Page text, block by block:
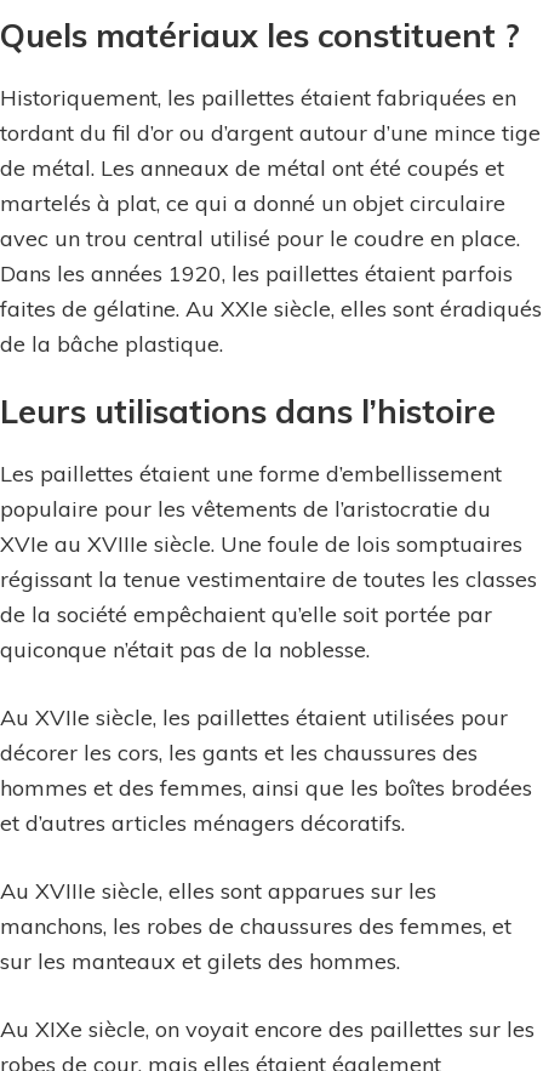
Quels matériaux les constituent ?
Historiquement, les paillettes étaient fabriquées en
tordant du fil d’or ou d’argent autour d’une mince tige
de métal. Les anneaux de métal ont été coupés et
martelés à plat, ce qui a donné un objet circulaire
avec un trou central utilisé pour le coudre en place.
Dans les années 1920, les paillettes étaient parfois
faites de gélatine. Au XXIe siècle, elles sont éradiqués
de la bâche plastique.
Leurs utilisations dans l’histoire
Les paillettes étaient une forme d’embellissement
populaire pour les vêtements de l’aristocratie du
XVIe au XVIIIe siècle. Une foule de lois somptuaires
régissant la tenue vestimentaire de toutes les classes
de la société empêchaient qu’elle soit portée par
quiconque n’était pas de la noblesse.
Au XVIIe siècle, les paillettes étaient utilisées pour
décorer les cors, les gants et les chaussures des
hommes et des femmes, ainsi que les boîtes brodées
et d’autres articles ménagers décoratifs.
Au XVIIIe siècle, elles sont apparues sur les
manchons, les robes de chaussures des femmes, et
sur les manteaux et gilets des hommes.
Au XIXe siècle, on voyait encore des paillettes sur les
robes de cour, mais elles étaient également